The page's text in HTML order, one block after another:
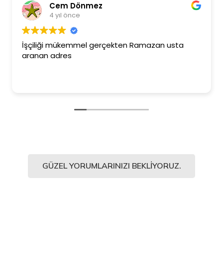
Cem Dönmez
4 yıl önce
İşçiliği mükemmel gerçekten Ramazan usta
aranan adres
GÜZEL YORUMLARINIZI BEKLIYORUZ.